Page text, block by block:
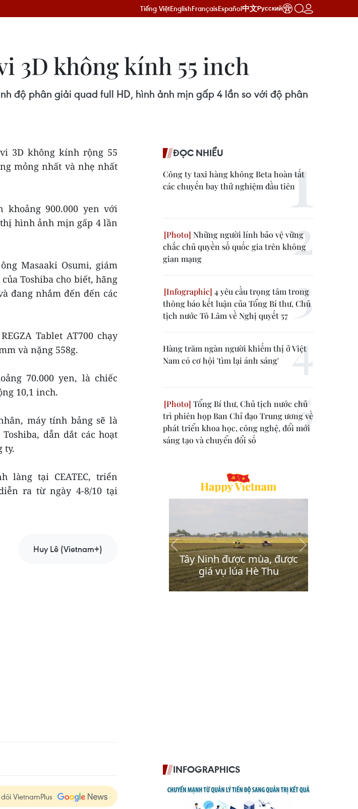
Tiếng ViệtEnglishFrançaisEspañol中文Русский
3D không kính 55 inch
độ phân giải quad full HD, hình ảnh mịn gấp 4 lần so với độ phân
3D không kính rộng 55
mỏng nhất và nhẹ nhất
khoảng 900.000 yen với
hình ảnh mịn gấp 4 lần
Masaaki Osumi, giám
Toshiba cho biết, hãng
đang nhắm đến đến các
Tablet AT700 chạy
và nặng 558g.
70.000 yen, là chiếc
10,1 inch.
máy tính bảng sẽ là
dẫn dắt các hoạt
ty.
làng tại CEATEC, triển
ra từ ngày 4-8/10 tại
Huy Lê (Vietnam+)
VietnamPlus
ĐỌC NHIỀU
Công ty taxi hàng không Beta hoàn tất
các chuyến bay thử nghiệm đầu tiên
Những người lính bảo vệ vững
chắc chủ quyền số quốc gia trên không
gian mạng
4 yêu cầu trọng tâm trong
thông báo kết luận của Tổng Bí thư, Chủ
tịch nước Tô Lâm về Nghị quyết 57
Hàng trăm ngàn người khiếm thị ở Việt
Nam có cơ hội 'tìm lại ánh sáng'
Tổng Bí thư, Chủ tịch nước chủ
trì phiên họp Ban Chỉ đạo Trung ương về
phát triển khoa học, công nghệ, đổi mới
sáng tạo và chuyển đổi số
INFOGRAPHICS